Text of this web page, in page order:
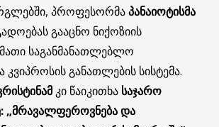
პროფესორმაპანაიოტისმა
გააცნო ნიქოზიის
მათი საგანმანათლებლო
განათლების სისტემა.
კი წაიკითხა საჯარო
„მრავალფეროვნება და